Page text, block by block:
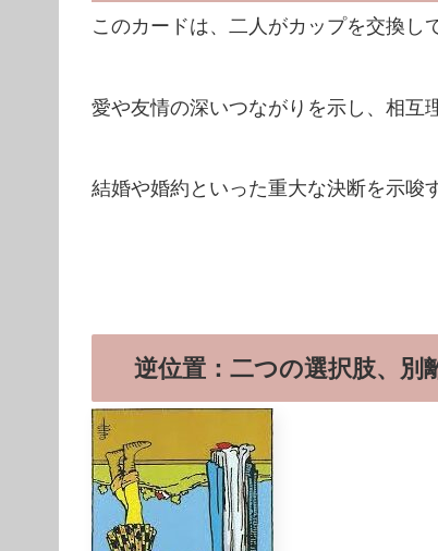
このカードは、二人がカップを交換し
愛や友情の深いつながりを示し、相互
結婚や婚約といった重大な決断を示唆
逆位置：二つの選択肢、別